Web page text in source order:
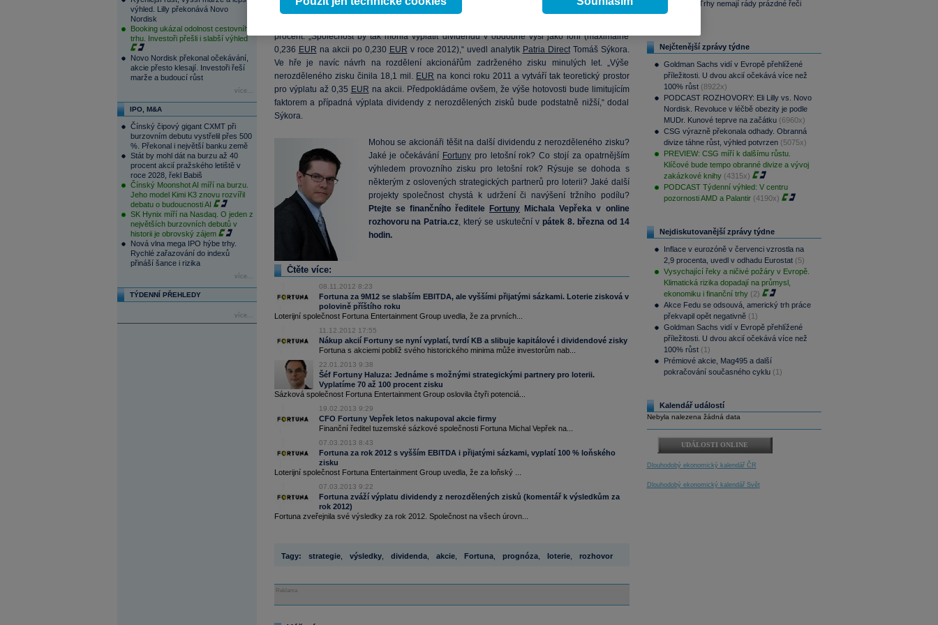
výhled. Lilly překonává Novo
Nordisk
Booking ukázal odolnost cestovního
trhu. Investoři přešli i slabší výhled
Novo Nordisk překonal očekávání,
akcie přesto klesají. Investoři řeší
marže a budoucí růst
více...
IPO, M&A
Čínský čipový gigant CXMT při
burzovním debutu vystřelil přes 500
%. Překonal i největší banku země
Stát by mohl dát na burzu až 40
procent akcií pražského letiště v
roce 2028, řekl Babiš
Čínský Moonshot AI míří na burzu.
Jeho model Kimi K3 znovu rozvířil
debatu o budoucnosti AI
SK Hynix míří na Nasdaq. O jeden z
největších burzovních debutů v
historii je obrovský zájem
Nová vlna mega IPO hýbe trhy.
Rychlé zařazování do indexů
přináší šance i rizika
více...
TÝDENNÍ PŘEHLEDY
více...
Z loni dosaženého čistého zisku 12,3 milionu eur Fortuny
procent. „Společnost by tak mohla vyplatit dividendu v obdobné výši jako loni (maximálně
0,236 EUR na akcii po 0,230 EUR v roce 2012),“ uvedl analytik Patria DirectTomáš Sýkora.
Ve hře je navíc návrh na rozdělení akcionářům zadrženého zisku minulých let. „Výše
nerozděleného zisku činila 18,1 mil. EUR na konci roku 2011 a vytváří tak teoretický prostor
pro výplatu až 0,35 EUR na akcii. Předpokládáme ovšem, že výše hotovosti bude limitujícím
faktorem a případná výplata dividendy z nerozdělených zisků bude podstatně nižší,“ dodal
Sýkora.
Mohou se akcionáři těšit na další dividendu z nerozděleného zisku?
Jaké je očekávání Fortunypro letošní rok? Co stojí za opatrnějším
výhledem provozního zisku pro letošní rok? Rýsuje se dohoda s
některým z oslovených strategických partnerů pro loterii? Jaké další
projekty společnost chystá k udržení či navýšení tržního podílu?
Ptejte se finančního ředitele Fortuny Michala Vepřeka v online
rozhovoru na Patria.cz, který se uskuteční vpátek 8. března od 14
hodin.
Čtěte více:
08.11.2012 8:23
Fortuna za 9M12 se slabším EBITDA, ale vyššími přijatými sázkami. Loterie zisková v
polovině příštího roku
Loterijní společnost Fortuna Entertainment Group uvedla, že za prvních...
11.12.2012 17:55
Nákup akcií Fortuny se nyní vyplatí, tvrdí KB a slibuje kapitálové i dividendové zisky
Fortuna s akciemi poblíž svého historického minima může investorům nab...
22.01.2013 9:38
Šéf Fortuny Haluza: Jednáme s možnými strategickými partnery pro loterii.
Vyplatíme 70 až 100 procent zisku
Sázková společnost Fortuna Entertainment Group oslovila čtyři potenciá...
19.02.2013 9:29
CFO Fortuny Vepřek letos nakupoval akcie firmy
Finanční ředitel tuzemské sázkové společnosti Fortuna Michal Vepřek na...
07.03.2013 8:43
Fortuna za rok 2012 s vyšším EBITDA i přijatými sázkami, vyplatí 100 % loňského
zisku
Loterijní společnost Fortuna Entertainment Group uvedla, že za loňský ...
07.03.2013 9:22
Fortuna zváží výplatu dividendy z nerozdělených zisků (komentář k výsledkům za
rok 2012)
Fortuna zveřejnila své výsledky za rok 2012. Společnost na všech úrovn...
Tagy: strategie, výsledky, dividenda, akcie, Fortuna, prognóza, loterie, rozhovor
Reklama
Víkendář: Trhy nemají rády prázdné řeči
(314x)
Nejčtenější zprávy týdne
Goldman Sachs vidí v Evropě přehlížené
příležitosti. U dvou akcií očekává více než
100% růst (8922x)
PODCAST ROZHOVORY: Eli Lilly vs. Novo
Nordisk. Revoluce v léčbě obezity je podle
MUDr. Kunové teprve na začátku (6960x)
CSG výrazně překonala odhady. Obranná
divize táhne růst, výhled potvrzen (5075x)
PREVIEW: CSG míří k dalšímu růstu.
Klíčové bude tempo obranné divize a vývoj
zakázkové knihy (4315x)
PODCAST Týdenní výhled: V centru
pozornosti AMD a Palantir (4190x)
Nejdiskutovanější zprávy týdne
Inflace v eurozóně v červenci vzrostla na
2,9 procenta, uvedl v odhadu Eurostat (5)
Vysychající řeky a ničivé požáry v Evropě.
Klimatická rizika dopadají na průmysl,
ekonomiku i finanční trhy (2)
Akce Fedu se odsouvá, americký trh práce
překvapil opět negativně (1)
Goldman Sachs vidí v Evropě přehlížené
příležitosti. U dvou akcií očekává více než
100% růst (1)
Prémiové akcie, Mag495 a další
pokračování současného cyklu (1)
Kalendář událostí
Nebyla nalezena žádná data
UDÁLOSTI ONLINE
Dlouhodobý ekonomický kalendář ČR
Dlouhodobý ekonomický kalendář Svět